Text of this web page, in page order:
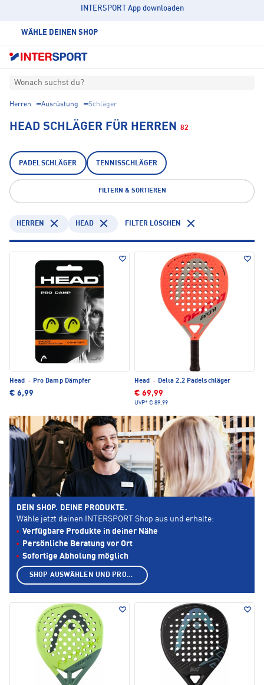
INTERSPORT App downloaden
WÄHLE DEINEN SHOP
Wonach suchst du?
Herren Ausrüstung Schläger
HEAD SCHLÄGER FÜR HERREN 82
PADELSCHLÄGER TENNISSCHLÄGER
FILTERN & SORTIEREN
HERREN HEAD FILTER LÖSCHEN
Head · Pro Damp Dämpfer
€ 6,99
Head · Delta 2.2 Padelschläger
€ 69,99
UVP* € 89,99
DEIN SHOP. DEINE PRODUKTE.
Wähle jetzt deinen INTERSPORT Shop aus und erhalte:
Verfügbare Produkte in deiner Nähe
Persönliche Beratung vor Ort
Sofortige Abholung möglich
SHOP AUSWÄHLEN UND PRODUKTE ANZEIGEN